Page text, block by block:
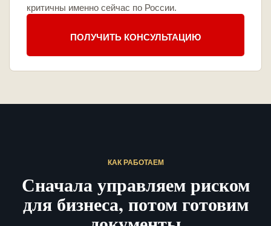
критичны именно сейчас по России.
ПОЛУЧИТЬ КОНСУЛЬТАЦИЮ
КАК РАБОТАЕМ
Сначала управляем риском
для бизнеса, потом готовим